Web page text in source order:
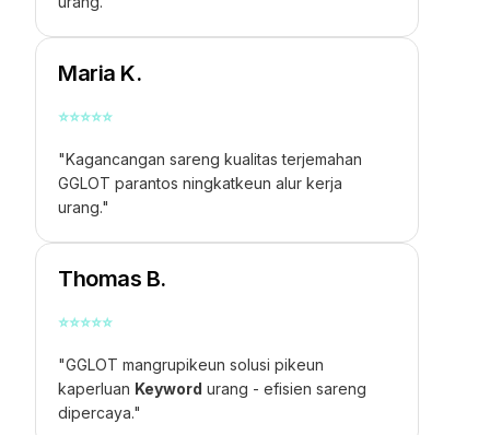
Maria K.
⭐⭐⭐⭐⭐
"Kagancangan sareng kualitas terjemahan
GGLOT parantos ningkatkeun alur kerja
urang."
Thomas B.
⭐⭐⭐⭐⭐
"GGLOT mangrupikeun solusi pikeun
kaperluan Keyword urang - efisien sareng
dipercaya."